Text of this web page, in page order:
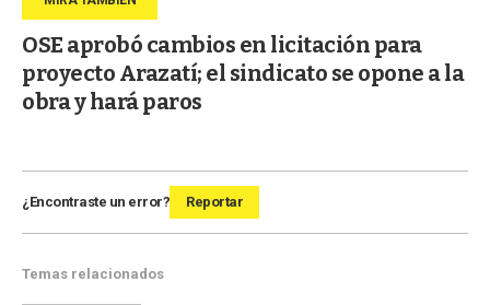
OSE aprobó cambios en licitación para
proyecto Arazatí; el sindicato se opone a la
obra y hará paros
¿Encontraste un error? Reportar
Temas relacionados